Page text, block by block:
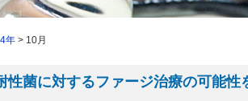
年 > 10月
菌に対するファージ治療の可能性